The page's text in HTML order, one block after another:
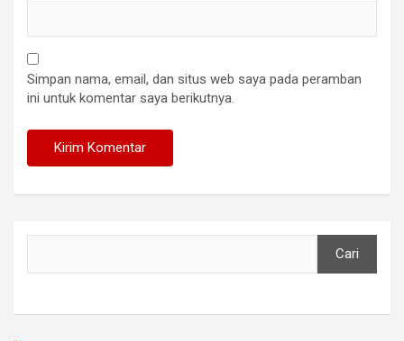
Simpan nama, email, dan situs web saya pada peramban
ini untuk komentar saya berikutnya.
Cari